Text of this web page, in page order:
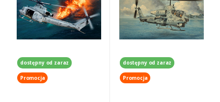
dostępny od zaraz
Promocja
dostępny od zaraz
Promocja